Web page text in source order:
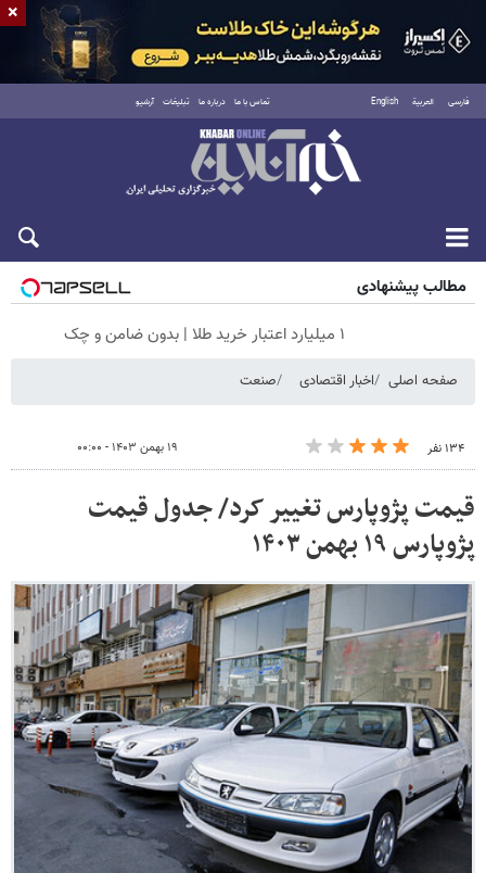
فارسی العربية English تماس با ما درباره ما تبلیغات آرشیو
شنبه ۱۷ مرداد ۱۴۰۵
مطالب پیشنهادی
۱ میلیارد اعتبار خرید طلا | بدون ضامن و چک
صفحه اصلی اخبار اقتصادی صنعت
۱۳۴ نفر ۱۹ بهمن ۱۴۰۳ - ۰۰:۰۰
قیمت پژوپارس تغییر کرد/ جدول قیمت
پژوپارس ۱۹ بهمن ۱۴۰۳
×